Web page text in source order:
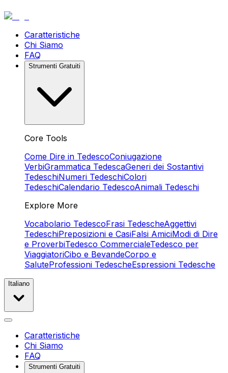
Caratteristiche
Chi Siamo
FAQ
Strumenti Gratuiti
Core Tools
Come Dire in TedescoConiugazione
VerbiGrammatica TedescaGeneri dei Sostantivi
TedeschiNumeri TedeschiColori
TedeschiCalendario TedescoAnimali Tedeschi
Explore More
Vocabolario TedescoFrasi TedescheAggettivi
TedeschiPreposizioni e CasiFalsi AmiciModi di Dire
e ProverbiTedesco CommercialeTedesco per
ViaggiatoriCibo e BevandeCorpo e
SaluteProfessioni TedescheEspressioni Tedesche
Italiano
Caratteristiche
Chi Siamo
FAQ
Strumenti Gratuiti